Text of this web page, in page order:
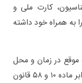
کارت ملی و
به همراه خود داشته
موقع در زمان و محل
های تعیین شده،غیبت محسوب شده و برابر ماده ۱۰ و ۵۸ قانون